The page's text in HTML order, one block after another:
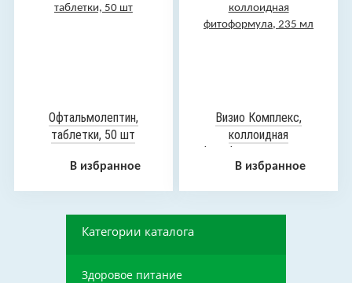
Офтальмолептин,
таблетки, 50 шт
В избранное
Визио Комплекс,
коллоидная
фитоформула, 235 мл
В избранное
Категории каталога
Здоровое питание